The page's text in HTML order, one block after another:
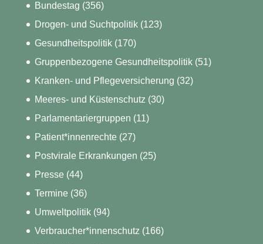
Bundestag (356)
Drogen- und Suchtpolitik(123)
Gesundheitspolitik(170)
Gruppenbezogene Gesundheitspolitik(51)
Kranken- und Pflegeversicherung (32)
Meeres- und Küstenschutz (30)
Parlamentariergruppen (11)
Patient*innenrechte(27)
Postvirale Erkrankungen (25)
Presse(44)
Termine(36)
Umweltpolitik(94)
Verbraucher*innenschutz (166)